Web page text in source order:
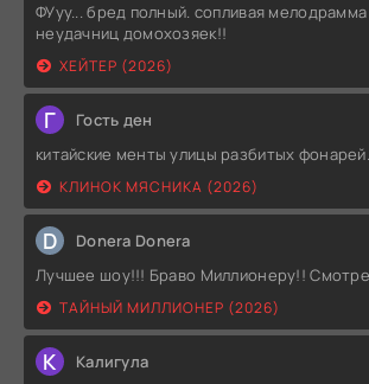
ФУуу... бред полный. сопливая мелодрамма
неудачниц домохозяек!!
ХЕЙТЕР (2026)
Г Гость ден
китайские менты улицы разбитых фонарей.
КЛИНОК МЯСНИКА (2026)
D Donera Donera
Лучшее шоу!!! Браво Миллионеру!!
ТАЙНЫЙ МИЛЛИОНЕР (2026)
К Калигула